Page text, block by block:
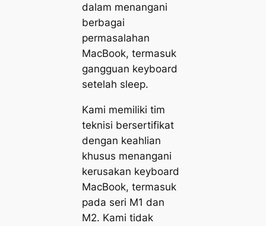
dalam menangani
berbagai
permasalahan
MacBook, termasuk
gangguan keyboard
setelah sleep.
Kami memiliki tim
teknisi bersertifikat
dengan keahlian
khusus menangani
kerusakan keyboard
MacBook, termasuk
pada seri M1 dan
M2. Kami tidak